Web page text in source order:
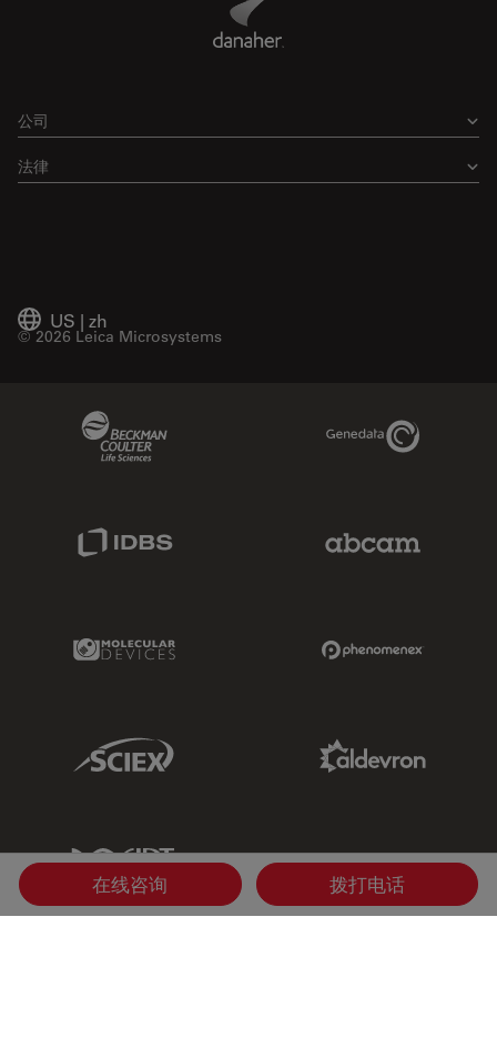
公司
法律
US | zh
© 2026 Leica Microsystems
Genedata Link
Molecular Devices Link
Sciex Link
IDT Link
在线咨询 拨打电话